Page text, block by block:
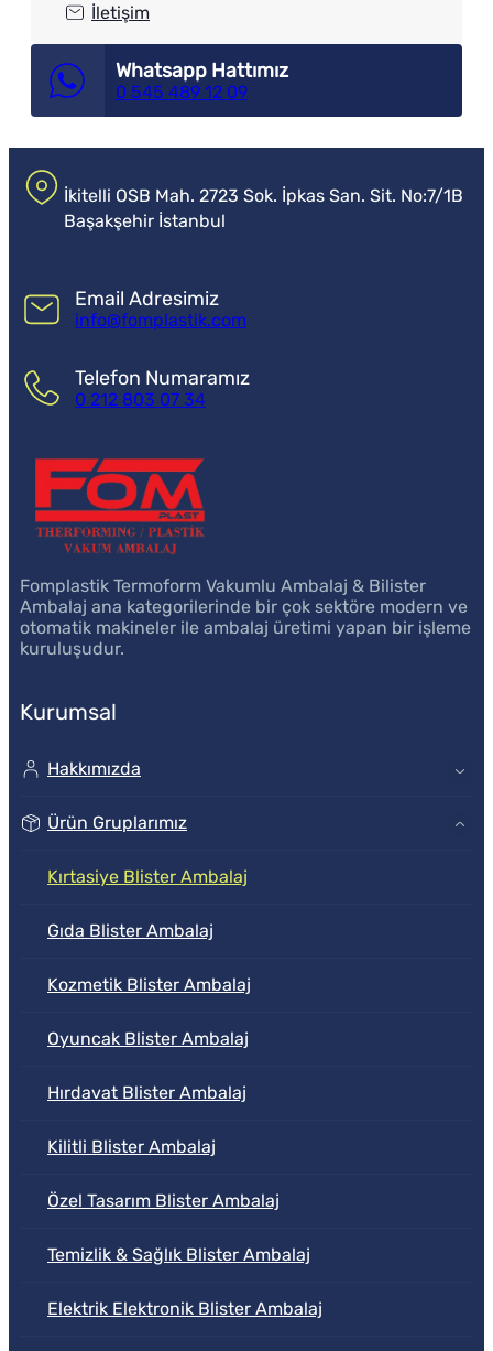
İletişim
Whatsapp Hattımız
0 545 489 12 09
İkitelli OSB Mah. 2723 Sok. İpkas San. Sit. No:7/1B
Başakşehir İstanbul
Email Adresimiz
info@fomplastik.com
Telefon Numaramız
0 212 803 07 34
Fomplastik Termoform Vakumlu Ambalaj & Bilister
Ambalaj ana kategorilerinde bir çok sektöre modern ve
otomatik makineler ile ambalaj üretimi yapan bir işleme
kuruluşudur.
Kurumsal
Hakkımızda
Ürün Gruplarımız
Kırtasiye Blister Ambalaj
Gıda Blister Ambalaj
Kozmetik Blister Ambalaj
Oyuncak Blister Ambalaj
Hırdavat Blister Ambalaj
Kilitli Blister Ambalaj
Özel Tasarım Blister Ambalaj
Temizlik & Sağlık Blister Ambalaj
Elektrik Elektronik Blister Ambalaj